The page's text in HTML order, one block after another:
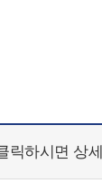
릭하시면 상